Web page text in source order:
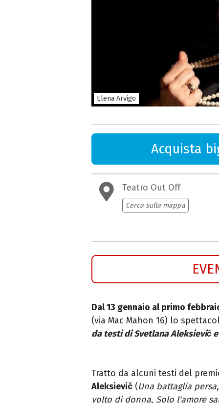
Elena Arvigo
Acquista
Teatro Out Off
Cerca sulla mappa
Dal 13 gennaio al primo
(via Mac Mahon 16) lo
da testi di Svetlana Aleksievič
Tratto da alcuni testi del
Aleksievič (Una battaglia persa
volto di donna, Solo l'amore